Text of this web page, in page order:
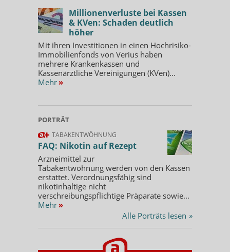
Millionenverluste bei Kassen
& KVen: Schaden deutlich
höher
Mit ihren Investitionen in einen Hochrisiko-
Immobilienfonds von Verius haben
mehrere Krankenkassen und
Kassenärztliche Vereinigungen (KVen)...
Mehr »
PORTRÄT
TABAKENTWÖHNUNG
FAQ: Nikotin auf Rezept
Arzneimittel zur
Tabakentwöhnung werden von den Kassen
erstattet. Verordnungsfähig sind
nikotinhaltige nicht
verschreibungspflichtige Präparate sowie...
Mehr »
Alle Porträts lesen »